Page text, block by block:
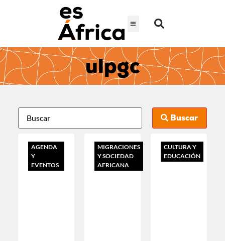
ulpgc
Buscar
AGENDA
Y
EVENTOS
MIGRACIONES
Y SOCIEDAD
AFRICANA
CULTURA Y
EDUCACIÓN